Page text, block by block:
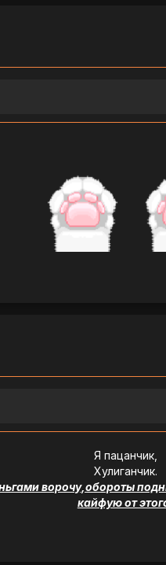
Я пацанчик,
Хулиганчик.
ворочу,обороты
кайфую от